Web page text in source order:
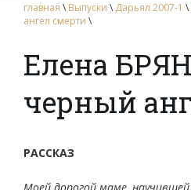
главная \ Выпуски \ Дарьял 2007-1 \
ангел смерти \
Елена
черный
РАССКАЗ